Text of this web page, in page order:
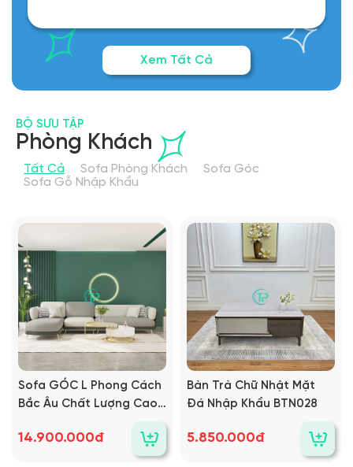
Xem Tất Cả
BỘ SƯU TẬP
Phòng Khách
Tất Cả Sofa Phòng Khách
Sofa Góc
Sofa Gỗ Nhập Khẩu
Sofa GÓC L Phong Cách
Bắc Âu Chất Lượng Cao
14.900.000đ
Bàn Trà Chữ Nhật Mặt
Đá Nhập Khẩu BTN028
5.850.000đ